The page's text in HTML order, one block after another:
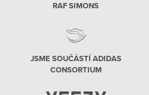
RAF SIMONS
JSME SOUČÁSTÍ ADIDAS
CONSORTIUM